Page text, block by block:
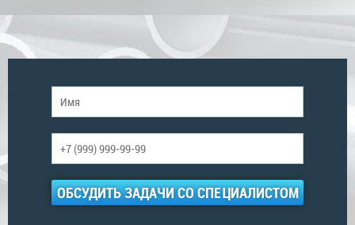
ОБСУДИТЬ ЗАДАЧИ СО СПЕЦИАЛИСТОМ